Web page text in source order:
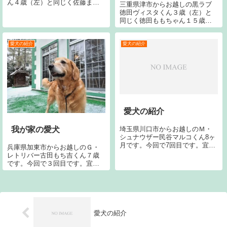
ん４歳（左）と同じく佐藤まい
します。東京都国分寺市からお
越しのＧ・レトリバー今津アン
ディくん７歳６ヶ月です。今シ
ーズン２回目で...
三重県津市からお越しの黒ラブ
徳田ヴィスタくん３歳（左）と
同じく徳田ももちゃん１５歳１
０ヶ月（右）です。今シーズン
す。宜しくお願いします。
愛犬の紹介
我が家の愛犬
兵庫県加東市からお越しのＧ・
レトリバー古田もち吉くん７歳
です。今回で３回目です。宜し
くお願いいたします。今日は８
愛犬の紹介
愛犬の紹介
埼玉県川口市からお越しのＭ・
シュナウザー民谷マルコくん8ヶ
月です。今回で7回目です。宜し
愛犬の紹介